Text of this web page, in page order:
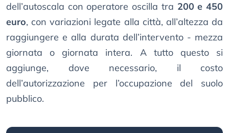
dell’autoscala con operatore oscilla tra 200 e 450
euro, con variazioni legate alla città, all’altezza da
raggiungere e alla durata dell’intervento - mezza
giornata o giornata intera. A tutto questo si
aggiunge, dove necessario, il costo
dell’autorizzazione per l’occupazione del suolo
pubblico.